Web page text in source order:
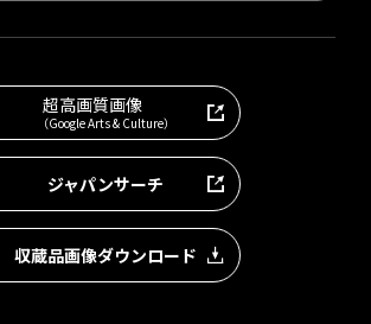
超高画質画像
（Google Arts & Culture）
ジャパンサーチ
収蔵品画像ダウンロード